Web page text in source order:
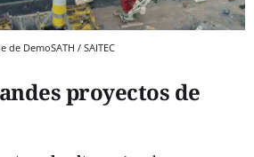
DemoSATH / SAITEC
proyectos de